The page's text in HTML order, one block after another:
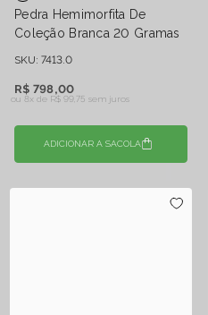
Pedra Hemimorfita De
Coleção Branca 20 Gramas
SKU: 7413.0
R$ 798,00
ou 8x de R$ 99,75 sem juros
ADICIONAR A SACOLA